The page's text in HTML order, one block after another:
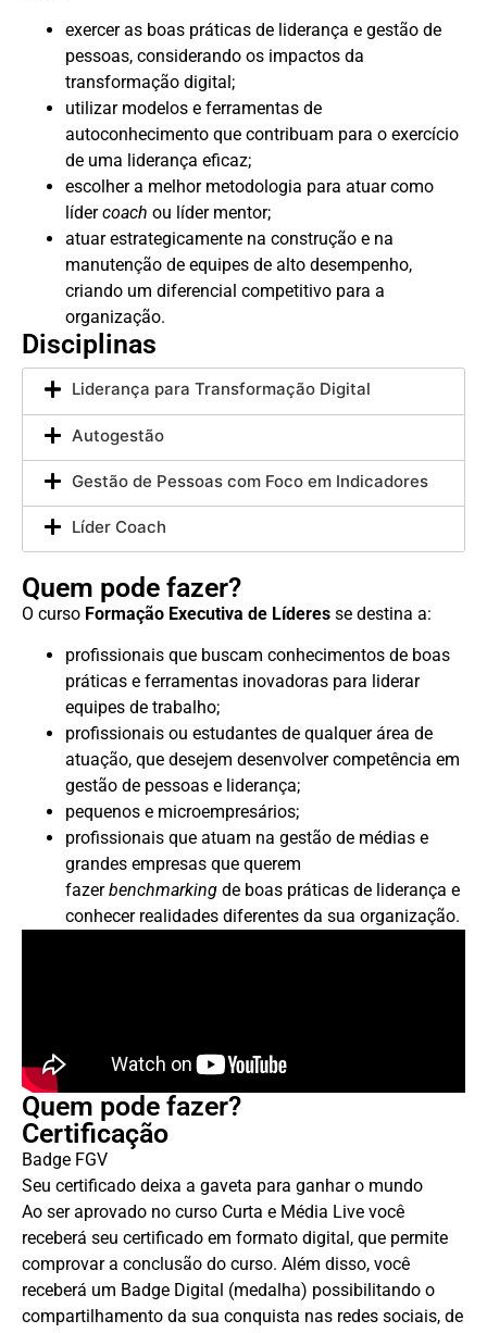
exercer as boas práticas de liderança e gestão de
pessoas, considerando os impactos da
transformação digital;
utilizar modelos e ferramentas de
autoconhecimento que contribuam para o exercício
de uma liderança eficaz;
escolher a melhor metodologia para atuar como
lídercoach ou líder mentor;
atuar estrategicamente na construção e na
manutenção de equipes de alto desempenho,
criando um diferencial competitivo para a
organização.
Disciplinas
Liderança para Transformação Digital
Autogestão
Gestão de Pessoas com Foco em Indicadores
Líder Coach
Quem pode fazer?
O curso Formação Executiva de Líderes se destina a:
profissionais que buscam conhecimentos de boas
práticas e ferramentas inovadoras para liderar
equipes de trabalho;
profissionais ou estudantes de qualquer área de
atuação, que desejem desenvolver competência em
gestão de pessoas e liderança;
pequenos e microempresários;
profissionais que atuam na gestão de médias e
grandes empresas que querem
fazerbenchmarking de boas práticas de liderança e
conhecer realidades diferentes da sua organização.
Quem pode fazer?
Certificação
Badge FGV
Seu certificado deixa a gaveta para ganhar o mundo
Ao ser aprovado no curso Curta e Média Live você
receberá seu certificado em formato digital, que permite
comprovar a conclusão do curso. Além disso, você
receberá um Badge Digital (medalha) possibilitando o
compartilhamento da sua conquista nas redes sociais, de